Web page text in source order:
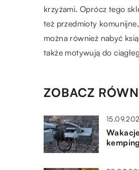
krzyżami. Oprócz tego
też przedmioty
można również nabyć
także motywują do
ZOBACZ